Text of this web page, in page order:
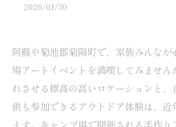
2026/01/30
阿蘇や菊池郡菊陽町で、家族みんな
場アートイベントを満喫してみません
れさせる標高の高いロケーションと、
供も参加できるアウトドア体験は、近